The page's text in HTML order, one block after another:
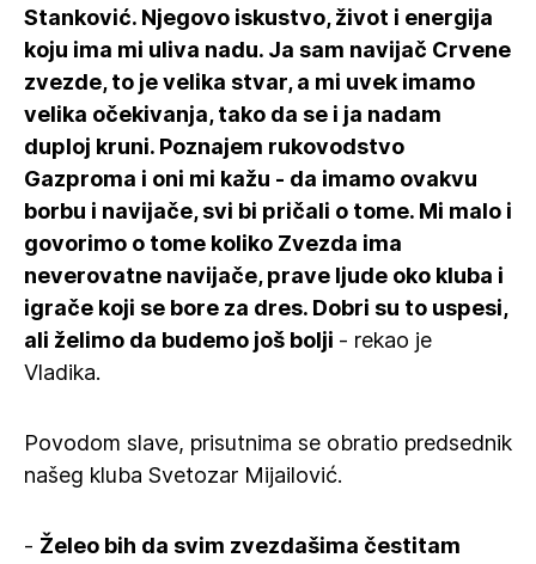
Stanković. Njegovo iskustvo, život i energija
koju ima mi uliva nadu. Ja sam navijač Crvene
zvezde, to je velika stvar, a mi uvek imamo
velika očekivanja, tako da se i ja nadam
duploj kruni. Poznajem rukovodstvo
Gazproma i oni mi kažu - da imamo ovakvu
borbu i navijače, svi bi pričali o tome. Mi malo i
govorimo o tome koliko Zvezda ima
neverovatne navijače, prave ljude oko kluba i
igrače koji se bore za dres. Dobri su to uspesi,
ali želimo da budemo još bolji - rekao je
Vladika.
Povodom slave, prisutnima se obratio predsednik
našeg kluba Svetozar Mijailović.
- Želeo bih da svim zvezdašima čestitam